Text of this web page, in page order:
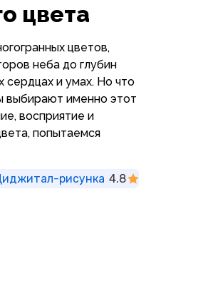
цвета
цветов,
неба до глубин
сердцах и умах. Но что
выбирают именно этот
восприятие и
попытаемся
рисунка 4.8